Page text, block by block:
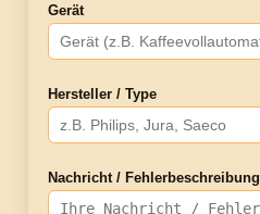
Gerät
Hersteller / Type
Nachricht / Fehlerbeschreibung